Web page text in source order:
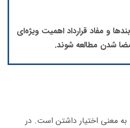
و مفاد قرارداد اهمیت ویژه‌ای
شدن مطالعه شوند.
به معنی اختیار داشتن است. در